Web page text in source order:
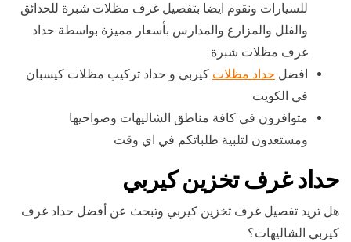
للسيارات ونقوم ايضا بتفصيل غرف مظلات شبرة للحدائق
والفلل والمزارع والمدارس بأسعار مميزة بواسطة حداد
غرف مظلات شبرة
افضل حداد مظلات كيربي و حداد تركيب مظلات كيسبان
في الكويت
متوافرون في كافة مناطق الشاليهات وضواحيها
ومستعدون لتلبية طلباتكم في اي وقت
حداد غرف تخزين كيربي
هل تريد تفصيل غرف تخزين كيربي وتبحث عن أفضل حداد غرف
كيربي الشاليهات؟